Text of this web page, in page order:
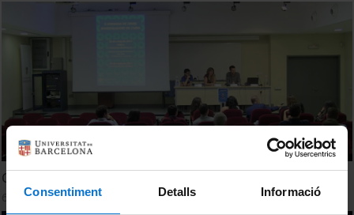
Consentiment Detalls Informació
Col·loqui geologia i física
6 June, 2017